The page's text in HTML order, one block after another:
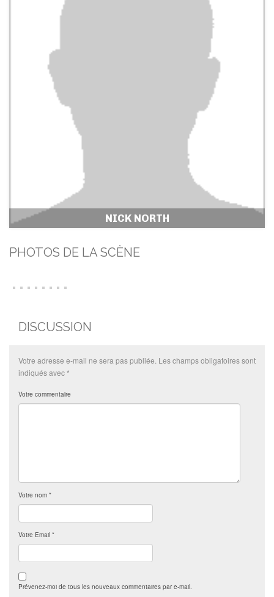
NICK NORTH
PHOTOS DE LA SCÈNE
DISCUSSION
Votre adresse e-mail ne sera pas publiée. Les champs obligatoires sont
indiqués avec*
Votre commentaire
Votre nom *
Votre Email *
Prévenez-moi de tous les nouveaux commentaires par e-mail.